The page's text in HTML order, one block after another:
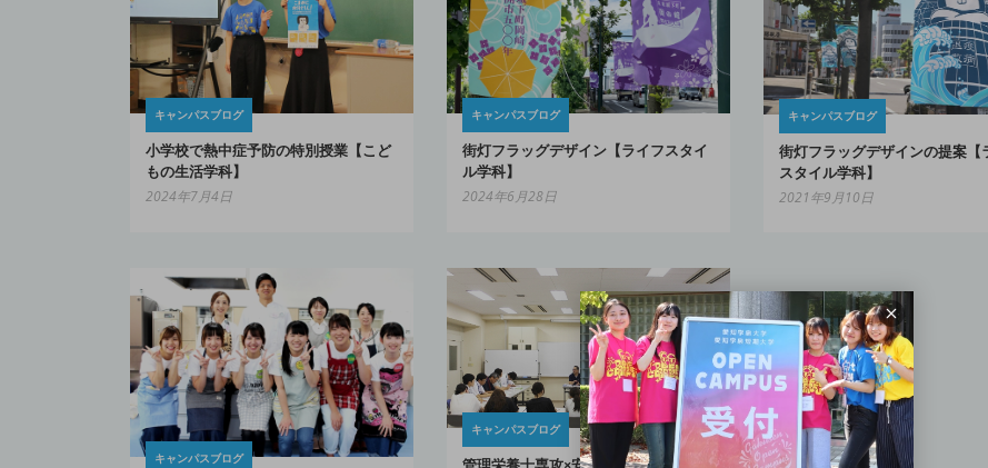
キャンパスブログ
小学校で熱中症予防の特別授業【こど
もの生活学科】
2024年7月4日
キャンパスブログ
街灯フラッグデザイン【ライフスタイ
ル学科】
2024年6月28日
キャンパスブログ
街灯フラッグデザインの提案【
スタイル学科】
2021年9月10日
キャンパスブログ
キャンパスブログ